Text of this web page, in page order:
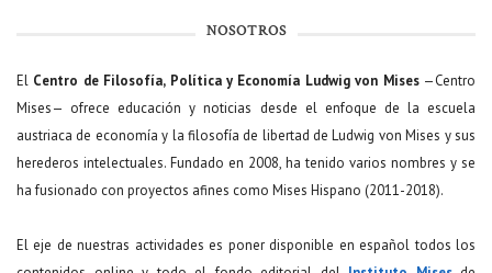
NOSOTROS
El Centro de Filosofía, Política y Economía Ludwig von Mises—Centro
Mises— ofrece educación y noticias desde el enfoque de la escuela
austriaca de economía y la filosofía de libertad de Ludwig von Mises y sus
herederos intelectuales. Fundado en 2008, ha tenido varios nombres y se
ha fusionado con proyectos afines como Mises Hispano (2011-2018).
El eje de nuestras actividades es poner disponible en español todos los